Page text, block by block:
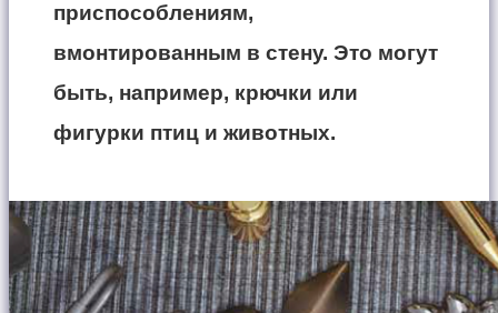
приспособлениям,
вмонтированным в стену. Это могут
быть, например, крючки или
фигурки птиц и животных.